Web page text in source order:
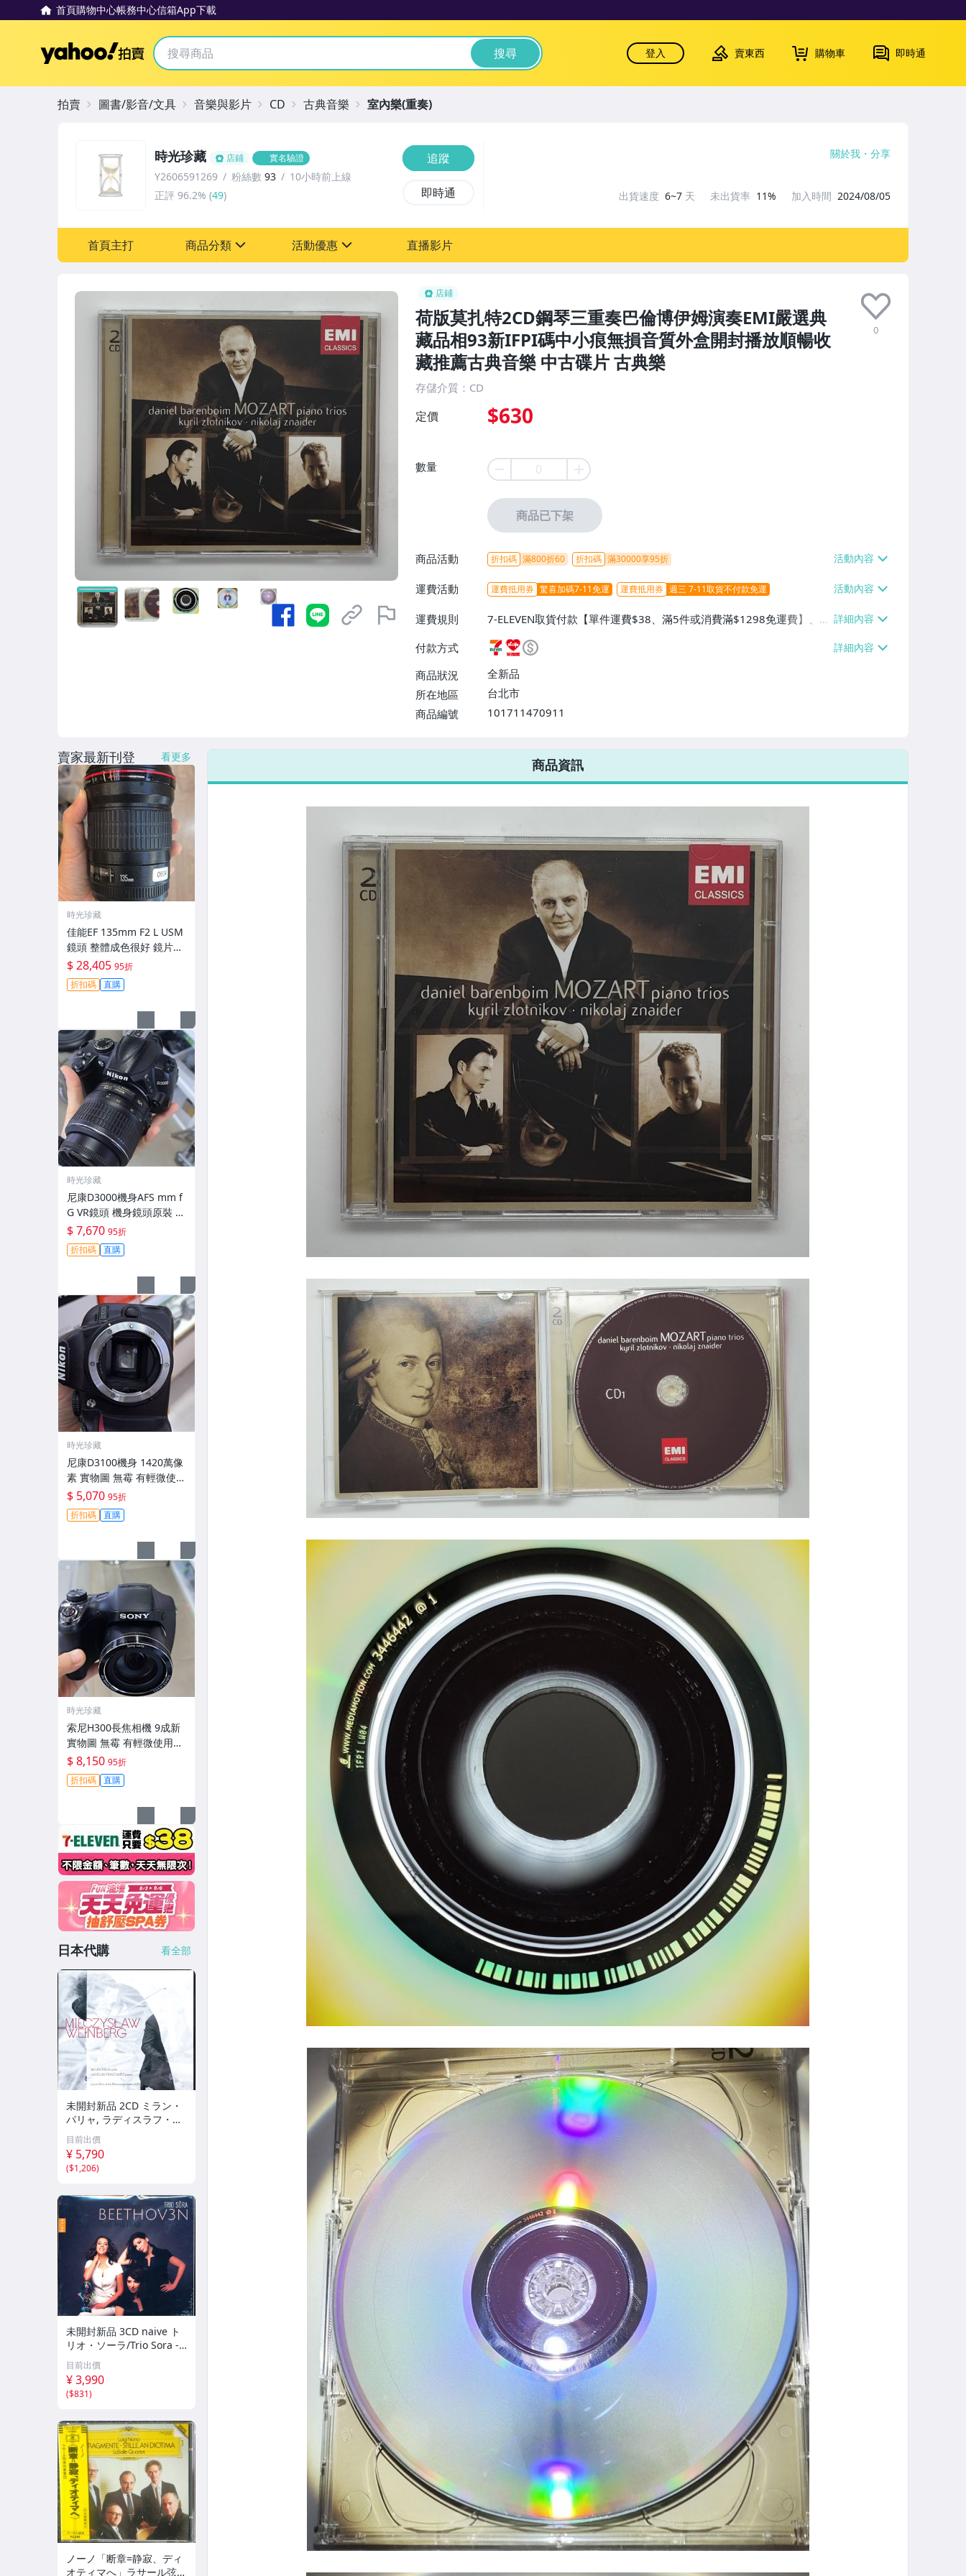
首頁購物中心帳務中心信箱App下載
Yahoo拍賣 搜尋 登入 賣東西 購物車 即時通
店鋪
荷版莫扎特2CD鋼琴三重奏巴倫博伊姆演奏EMI嚴選典
藏品相93新IFPI碼中小痕無損音質外盒開封播放順暢收
藏推薦古典音樂 中古碟片 古典樂
0
存儲介質：CD
定價 $630
數量
商品已下架
商品活動 折扣碼 滿800折60 折扣碼 滿30000享95折
運費活動 運費抵用券 驚喜加碼7-11免運 運費抵用券 週三 7-11取貨不付款免運
運費規則
7-ELEVEN取貨付款【單件運費$38、滿5件或消費滿$1298免運費】、7-
ELEVEN取貨不付款【免運費】、萊爾富取貨付款【單件運費$60、滿5件
或消費滿$1298免運費】、宅配/貨運【單件運費$120、滿5件或消費滿
$1598免運費】
付款方式
商品狀況
全新品
所在地區
台北市
商品編號
101711470911
7-ELEVEN 運費只要38元
不限金額、筆數，筆筆優惠無限次！
時光珍藏 店鋪 實名驗證
Y2606591269 粉絲數 93
10小時前上線
正評 96.2% (49)
追蹤
即時通
關於我 分享
出貨速度 6~7 天 未出貨率 11% 加入時間 2024/08/05
首頁主打 商品分類 活動優惠
[全店] 週年慶
直播影片
拍賣 圖書/影音/文具 音樂與影片 CD 古典音樂 室內樂(重奏)
商品資訊
賣家最新刊登 看更多
時光珍藏
佳能EF 135mm F2 L USM
鏡頭 整體成色很好 鏡片完
美無劃痕 功能一切正常 無
拆修無-3430
$ 28,405 95折
折扣碼 直購
時光珍藏
尼康D3000機身AFS mm f
G VR鏡頭 機身鏡頭原裝 無
拆修無翻新 有輕微使用痕
跡 鏡頭-3430
$ 7,670 95折
折扣碼 直購
時光珍藏
尼康D3100機身 1420萬像
素 實物圖 無霉 有輕微使用
痕跡 機身原裝 無拆修無翻
新 臨-343
$ 5,070 95折
折扣碼 直購
時光珍藏
索尼H300長焦相機 9成新
實物圖 無霉 有輕微使用痕
跡 機身鏡頭原裝 無拆修無
翻新-3430
$ 8,150 95折
折扣碼 直購
日本代購 看全部
未開封新品 2CD ミラン・
パリャ, ラディスラフ・フ
ァンゾヴィッツ - ヴァイン
ベルク：ヴァイオリンとピ
アノのためのソナタ全集
a6Nnn
目前出價
¥ 5,790
($1,206)
未開封新品 3CD naive ト
リオ・ソーラ/Trio Sora -
ベートーヴェン：ピアノ三
重奏曲集 a6NnB08KHS2
5HK
目前出價
¥ 3,990
($831)
ノーノ「断章=静寂、ディ
オティマへ」ラサール弦楽